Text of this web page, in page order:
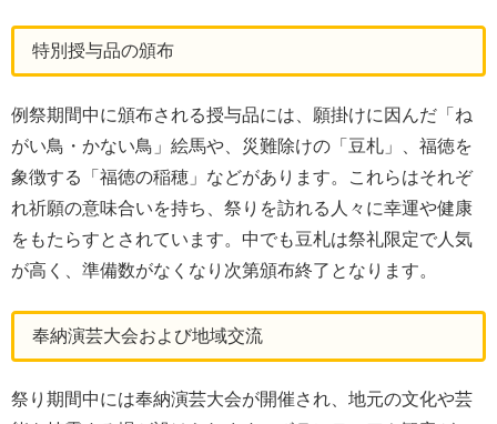
特別授与品の頒布
例祭期間中に頒布される授与品には、願掛けに因んだ「ね
がい鳥・かない鳥」絵馬や、災難除けの「豆札」、福徳を
象徴する「福徳の稲穂」などがあります。これらはそれぞ
れ祈願の意味合いを持ち、祭りを訪れる人々に幸運や健康
をもたらすとされています。中でも豆札は祭礼限定で人気
が高く、準備数がなくなり次第頒布終了となります。
奉納演芸大会および地域交流
祭り期間中には奉納演芸大会が開催され、地元の文化や芸